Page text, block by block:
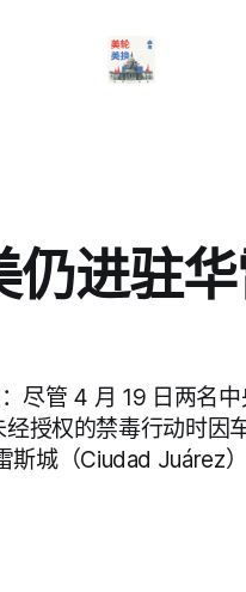
仍进驻
尽管 4 月 19 日两名
授权的禁毒行动时因
斯城（Ciudad Juárez